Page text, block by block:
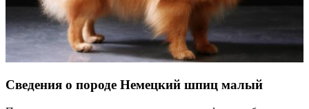
Сведения о породе Немецкий шпиц малый